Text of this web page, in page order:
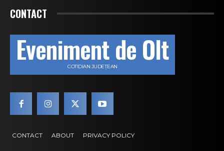
CONTACT
Eveniment de Olt
COTIDIAN JUDEȚEAN
CONTACT ABOUT PRIVACY POLICY